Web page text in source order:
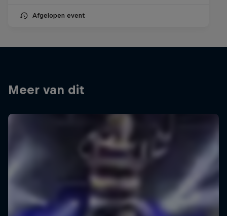
Afgelopen event
Meer van dit